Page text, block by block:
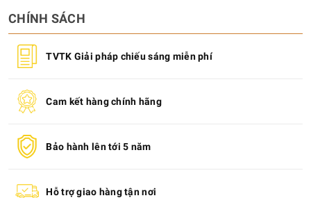
CHÍNH SÁCH
TVTK Giải pháp chiếu sáng miễn phí
Cam kết hàng chính hãng
Bảo hành lên tới 5 năm
Hỗ trợ giao hàng tận nơi